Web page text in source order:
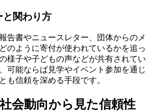
と関わり方
告書やニュースレター、団体からのメ
のように寄付が使われているかを追っ
様子や子どもの声などが共有されてい
可能ならば見学やイベント参加を通じ
も信頼を深める手段です。
会動向から見た信頼性